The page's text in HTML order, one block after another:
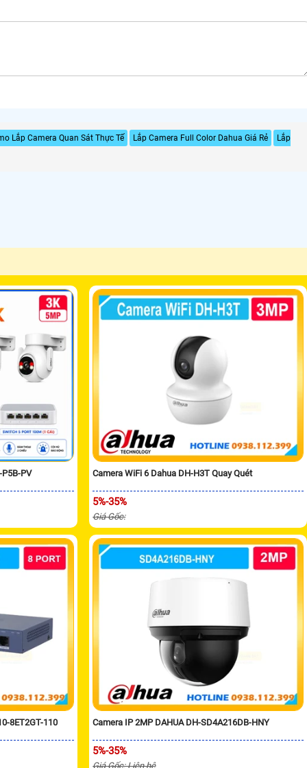
Lắp Camera Quan Sát Thực Tế Lắp Camera Full Color Dahua Giá Rẻ
Lắp
PV Camera WiFi 6 Dahua DH-H3T Quay Quét
5%-35%
Giá Gốc:
8ET2GT-110 Camera IP 2MP DAHUA DH-SD4A216DB-HNY
5%-35%
Giá Gốc: Liên hệ